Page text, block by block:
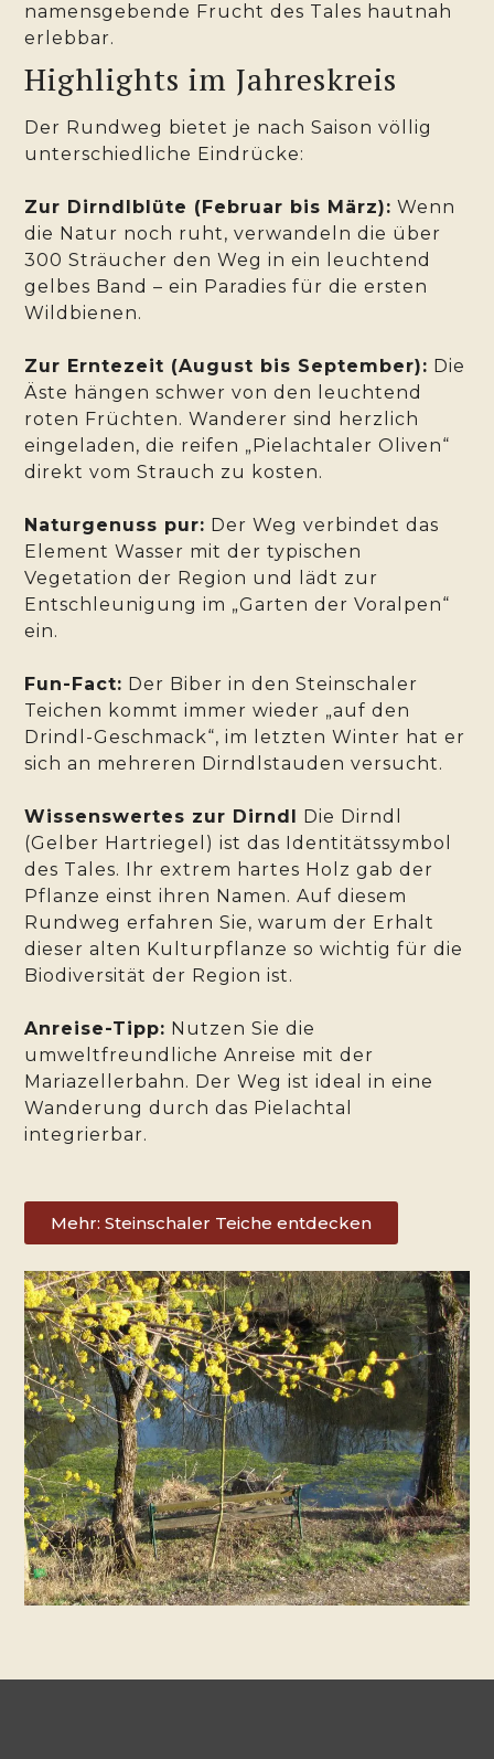
namensgebende Frucht des Tales hautnah
erlebbar.
Highlights im Jahreskreis
Der Rundweg bietet je nach Saison völlig
unterschiedliche Eindrücke:
Zur Dirndlblüte (Februar bis März): Wenn
die Natur noch ruht, verwandeln die über
300 Sträucher den Weg in ein leuchtend
gelbes Band – ein Paradies für die ersten
Wildbienen.
Zur Erntezeit (August bis September): Die
Äste hängen schwer von den leuchtend
roten Früchten. Wanderer sind herzlich
eingeladen, die reifen „Pielachtaler Oliven“
direkt vom Strauch zu kosten.
Naturgenuss pur: Der Weg verbindet das
Element Wasser mit der typischen
Vegetation der Region und lädt zur
Entschleunigung im „Garten der Voralpen“
ein.
Fun-Fact: Der Biber in den Steinschaler
Teichen kommt immer wieder „auf den
Drindl-Geschmack“, im letzten Winter hat er
sich an mehreren Dirndlstauden versucht.
Wissenswertes zur Dirndl Die Dirndl
(Gelber Hartriegel) ist das Identitätssymbol
des Tales. Ihr extrem hartes Holz gab der
Pflanze einst ihren Namen. Auf diesem
Rundweg erfahren Sie, warum der Erhalt
dieser alten Kulturpflanze so wichtig für die
Biodiversität der Region ist.
Anreise-Tipp: Nutzen Sie die
umweltfreundliche Anreise mit der
Mariazellerbahn. Der Weg ist ideal in eine
Wanderung durch das Pielachtal
integrierbar.
Mehr: Steinschaler Teiche entdecken